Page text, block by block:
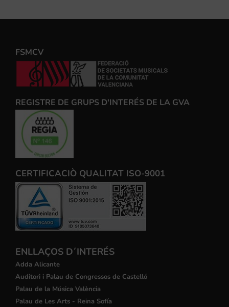
FSMCV
REGISTRE DE GRUPS D'INTERÉS DE LA GVA
CERTIFICACIÒ QUALITAT ISO-9001
ENLLAÇOS D´INTERÉS
Adda Alicante
Auditori i Palau de Congressos de Castelló
Palau de la Música València
Palau de Les Arts - Reina Sofía